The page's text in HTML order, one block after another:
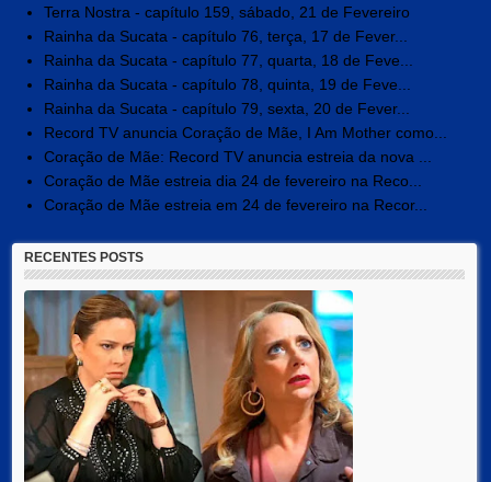
Terra Nostra - capítulo 159, sábado, 21 de Fevereiro
Rainha da Sucata - capítulo 76, terça, 17 de Fever...
Rainha da Sucata - capítulo 77, quarta, 18 de Feve...
Rainha da Sucata - capítulo 78, quinta, 19 de Feve...
Rainha da Sucata - capítulo 79, sexta, 20 de Fever...
Record TV anuncia Coração de Mãe, I Am Mother como...
Coração de Mãe: Record TV anuncia estreia da nova ...
Coração de Mãe estreia dia 24 de fevereiro na Reco...
Coração de Mãe estreia em 24 de fevereiro na Recor...
RECENTES POSTS